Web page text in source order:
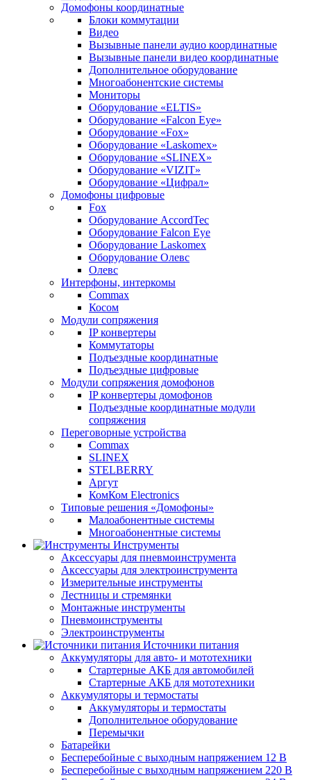
Домофоны координатные
Блоки коммутации
Видео
Вызывные панели аудио координатные
Вызывные панели видео координатные
Дополнительное оборудование
Многоабонентские системы
Мониторы
Оборудование «ELTIS»
Оборудование «Falcon Eye»
Оборудование «Fox»
Оборудование «Laskomex»
Оборудование «SLINEX»
Оборудование «VIZIT»
Оборудование «Цифрал»
Домофоны цифровые
Fox
Оборудование AccordTec
Оборудование Falcon Eye
Оборудование Laskomex
Оборудование Олевс
Олевс
Интерфоны, интеркомы
Commax
Косом
Модули сопряжения
IP конвертеры
Коммутаторы
Подъездные координатные
Подъездные цифровые
Модули сопряжения домофонов
IP конвертеры домофонов
Подъездные координатные модули
сопряжения
Переговорные устройства
Commax
SLINEX
STELBERRY
Аргут
КомКом Electronics
Типовые решения «Домофоны»
Малоабонентные системы
Многоабонентные системы
Инструменты
Аксессуары для пневмоинструмента
Аксессуары для электроинструмента
Измерительные инструменты
Лестницы и стремянки
Монтажные инструменты
Пневмоинструменты
Электроинструменты
Источники питания
Аккумуляторы для авто- и мототехники
Стартерные АКБ для автомобилей
Стартерные АКБ для мототехники
Аккумуляторы и термостаты
Аккумуляторы и термостаты
Дополнительное оборудование
Перемычки
Батарейки
Бесперебойные с выходным напряжением 12 В
Бесперебойные с выходным напряжением 220 В